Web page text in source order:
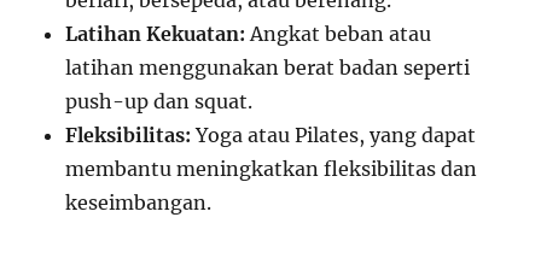
Latihan Kekuatan: Angkat beban atau
latihan menggunakan berat badan seperti
push-up dan squat.
Fleksibilitas: Yoga atau Pilates, yang dapat
membantu meningkatkan fleksibilitas dan
keseimbangan.